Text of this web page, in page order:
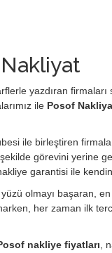
yazdıran
ile Posof
ile birleştiren
görevini yerine
garantisi ile
olmayı başaran,
her zaman ilk
nakliye fiyatları ,